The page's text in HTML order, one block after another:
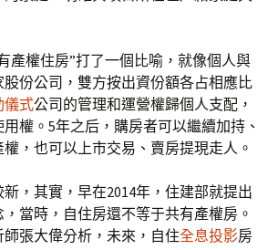
產權住房”打了一個比喻，就像個人與
份公司，雙方按出資份額各占相應比
儀式公司的管理和運營權歸個人支配，
權。5年之后，購房者可以繼續加持、
，也可以上市交易、賣房提現走人。
，其實，早在2014年，住建部就提出
當時，自住房還不等于共有產權房。
張大偉分析，未來，自住全息投影房